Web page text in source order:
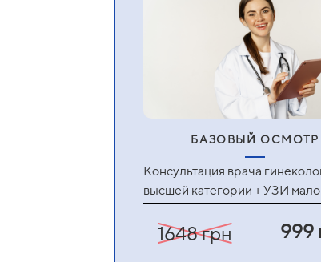
БАЗОВЫЙ ОСМОТР
Консультация врача
высшей категории + УЗИ
1648 грн 999